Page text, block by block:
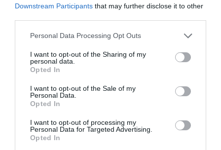
Downstream Participants that may further disclose it to other
Personal Data Processing Opt Outs
I want to opt-out of the Sharing of my
personal data.
Opted In
I want to opt-out of the Sale of my
Personal Data.
Opted In
I want to opt-out of processing my
Personal Data for Targeted Advertising.
Opted In
Shinhwa com a companhia TOP Media em 2012.
Originalmente tinham 7 membros, mas no
entanto dois membros saíram do grupo e o líder,
Minwoo, infelizmente morreu em 2018. Não se
tem a confirmação de que o grupo tenha acabado,